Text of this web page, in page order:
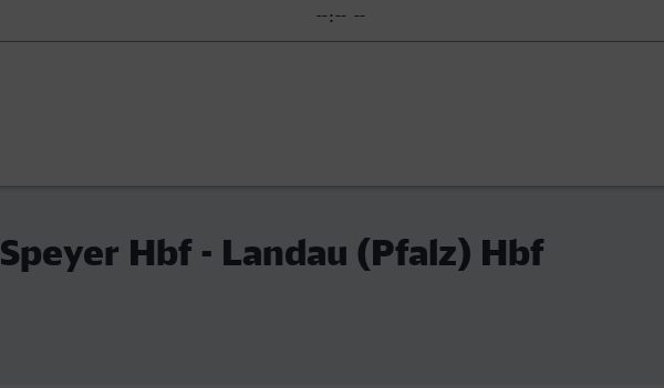
Speyer Hbf - Landau (Pfalz) Hbf